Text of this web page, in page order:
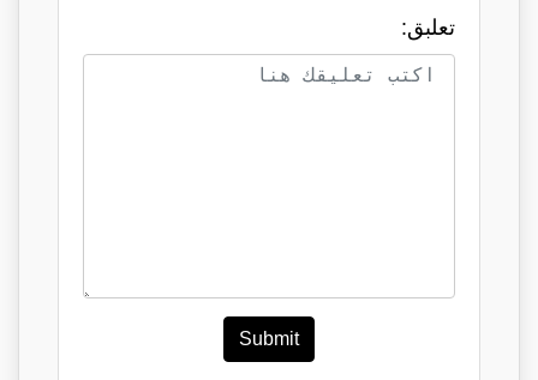
تعلبق:
Submit